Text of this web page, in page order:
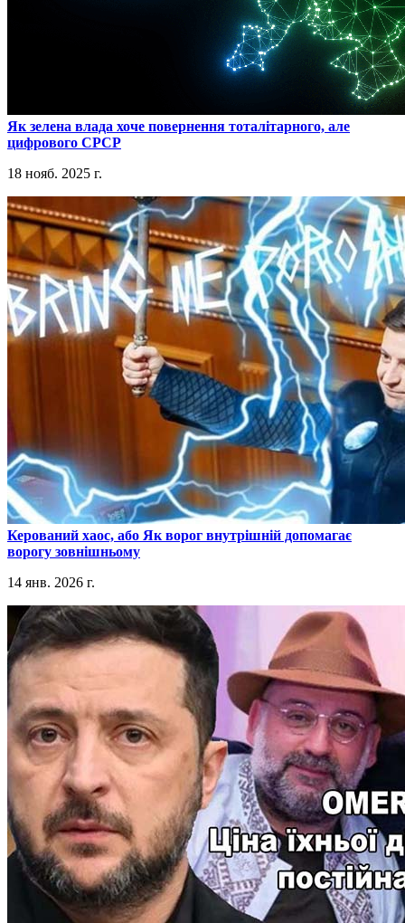
​Як зелена влада хоче повернення тоталітарного, але
цифрового СРСР
18 нояб. 2025 г.
​Керований хаос, або Як ворог внутрішній допомагає
ворогу зовнішньому
14 янв. 2026 г.